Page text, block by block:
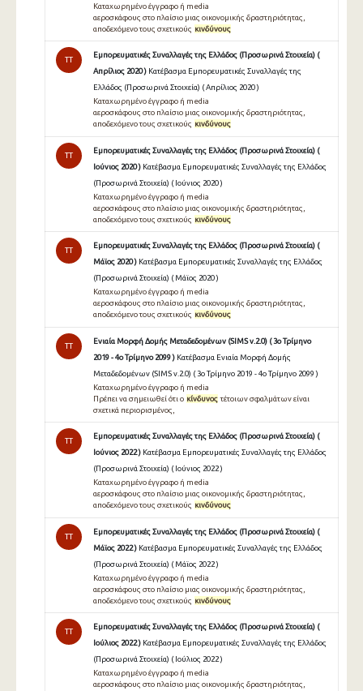
Καταχωρημένο έγγραφο ή media
αεροσκάφους στο πλαίσιο μιας οικονομικής δραστηριότητας,
αποδεχόμενο τους σχετικούς κινδύνους
TT
Εμπορευματικές Συναλλαγές της Ελλάδος (Προσωρινά Στοιχεία) (
Απρίλιος 2020 ) Κατέβασμα Εμπορευματικές Συναλλαγές της
Ελλάδος (Προσωρινά Στοιχεία) ( Απρίλιος 2020 )
Καταχωρημένο έγγραφο ή media
αεροσκάφους στο πλαίσιο µιας οικονοµικής δραστηριότητας,
αποδεχόµενο τους σχετικούς κινδύνους
TT
Εμπορευματικές Συναλλαγές της Ελλάδος (Προσωρινά Στοιχεία) (
Ιούνιος 2020 ) Κατέβασμα Εμπορευματικές Συναλλαγές της Ελλάδος
(Προσωρινά Στοιχεία) ( Ιούνιος 2020 )
Καταχωρημένο έγγραφο ή media
αεροσκάφους στο πλαίσιο μιας οικονομικής δραστηριότητας,
αποδεχόμενο τους σχετικούς κινδύνους
TT
Εμπορευματικές Συναλλαγές της Ελλάδος (Προσωρινά Στοιχεία) (
Μάϊος 2020 ) Κατέβασμα Εμπορευματικές Συναλλαγές της Ελλάδος
(Προσωρινά Στοιχεία) ( Μάϊος 2020 )
Καταχωρημένο έγγραφο ή media
αεροσκάφους στο πλαίσιο μιας οικονομικής δραστηριότητας,
αποδεχόμενο τους σχετικούς κινδύνους
TT
Ενιαία Μορφή Δομής Μεταδεδομένων (SIMS v.2.0) ( 3ο Τρίμηνο
2019 - 4ο Τρίμηνο 2099 ) Κατέβασμα Ενιαία Μορφή Δομής
Μεταδεδομένων (SIMS v.2.0) ( 3ο Τρίμηνο 2019 - 4ο Τρίμηνο 2099 )
Καταχωρημένο έγγραφο ή media
Πρέπει να σημειωθεί ότι ο κίνδυνος τέτοιων σφαλμάτων είναι
σχετικά περιορισμένος,
TT
Εμπορευματικές Συναλλαγές της Ελλάδος (Προσωρινά Στοιχεία) (
Ιούνιος 2022 ) Κατέβασμα Εμπορευματικές Συναλλαγές της Ελλάδος
(Προσωρινά Στοιχεία) ( Ιούνιος 2022 )
Καταχωρημένο έγγραφο ή media
αεροσκάφους στο πλαίσιο μιας οικονομικής δραστηριότητας,
αποδεχόμενο τους σχετικούς κινδύνους
TT
Εμπορευματικές Συναλλαγές της Ελλάδος (Προσωρινά Στοιχεία) (
Μάϊος 2022 ) Κατέβασμα Εμπορευματικές Συναλλαγές της Ελλάδος
(Προσωρινά Στοιχεία) ( Μάϊος 2022 )
Καταχωρημένο έγγραφο ή media
αεροσκάφους στο πλαίσιο μιας οικονομικής δραστηριότητας,
αποδεχόμενο τους σχετικούς κινδύνους
TT
Εμπορευματικές Συναλλαγές της Ελλάδος (Προσωρινά Στοιχεία) (
Ιούλιος 2022 ) Κατέβασμα Εμπορευματικές Συναλλαγές της Ελλάδος
(Προσωρινά Στοιχεία) ( Ιούλιος 2022 )
Καταχωρημένο έγγραφο ή media
αεροσκάφους στο πλαίσιο μιας οικονομικής δραστηριότητας,